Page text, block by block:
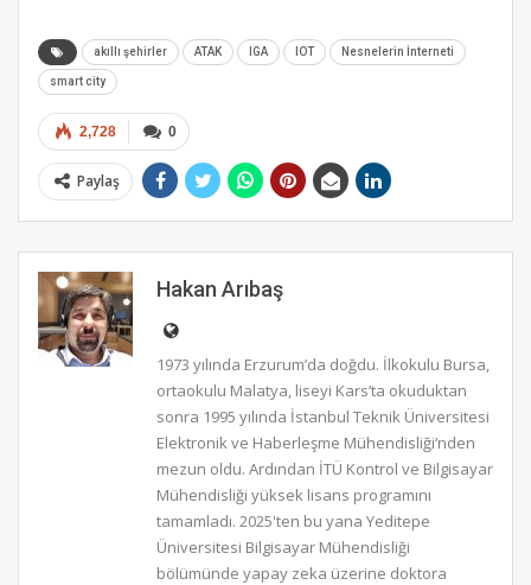
akıllı şehirler ATAK IGA IOT Nesnelerin İnterneti
smart city
0
2,728
Paylaş
Hakan Arıbaş
1973 yılında Erzurum’da doğdu. İlkokulu Bursa,
ortaokulu Malatya, liseyi Kars’ta okuduktan
sonra 1995 yılında İstanbul Teknik Üniversitesi
Elektronik ve Haberleşme Mühendisliği‘nden
mezun oldu. Ardından İTÜ Kontrol ve Bilgisayar
Mühendisliği yüksek lisans programını
tamamladı. 2025'ten bu yana Yeditepe
Üniversitesi Bilgisayar Mühendisliği
bölümünde yapay zeka üzerine doktora